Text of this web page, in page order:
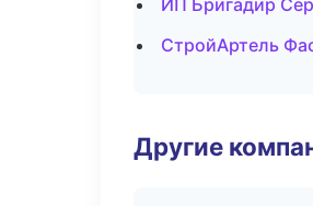
ИП Бригадир
СтройАртель
Другие